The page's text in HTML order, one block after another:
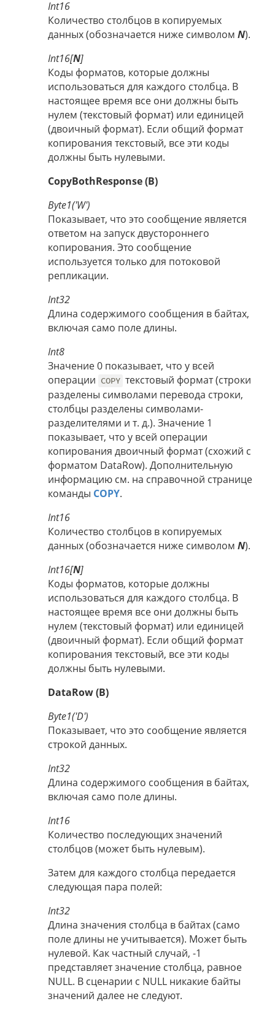
Int16
Количество столбцов в копируемых
данных (обозначается ниже символом N).
Int16[N]
Коды форматов, которые должны
использоваться для каждого столбца. В
настоящее время все они должны быть
нулем (текстовый формат) или единицей
(двоичный формат). Если общий формат
копирования текстовый, все эти коды
должны быть нулевыми.
CopyBothResponse (B)
Byte1('W')
Показывает, что это сообщение является
ответом на запуск двустороннего
копирования. Это сообщение
используется только для потоковой
репликации.
Int32
Длина содержимого сообщения в байтах,
включая само поле длины.
Int8
Значение 0 показывает, что у всей
операции COPY текстовый формат (строки
разделены символами перевода строки,
столбцы разделены символами-
разделителями и т. д.). Значение 1
показывает, что у всей операции
копирования двоичный формат (схожий с
форматом DataRow). Дополнительную
информацию см. на справочной странице
команды COPY.
Int16
Количество столбцов в копируемых
данных (обозначается ниже символом N).
Int16[N]
Коды форматов, которые должны
использоваться для каждого столбца. В
настоящее время все они должны быть
нулем (текстовый формат) или единицей
(двоичный формат). Если общий формат
копирования текстовый, все эти коды
должны быть нулевыми.
DataRow (B)
Byte1('D')
Показывает, что это сообщение является
строкой данных.
Int32
Длина содержимого сообщения в байтах,
включая само поле длины.
Int16
Количество последующих значений
столбцов (может быть нулевым).
Затем для каждого столбца передается
следующая пара полей:
Int32
Длина значения столбца в байтах (само
поле длины не учитывается). Может быть
нулевой. Как частный случай, -1
представляет значение столбца, равное
NULL. В сценарии с NULL никакие байты
значений далее не следуют.